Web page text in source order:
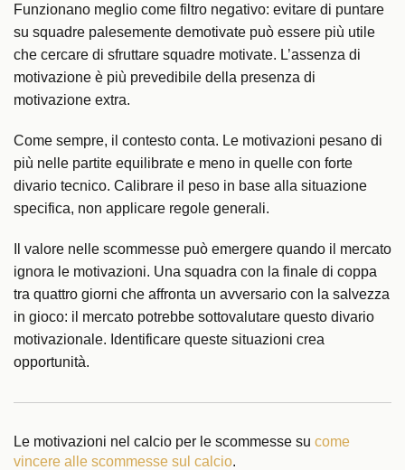
Funzionano meglio come filtro negativo: evitare di puntare
su squadre palesemente demotivate può essere più utile
che cercare di sfruttare squadre motivate. L’assenza di
motivazione è più prevedibile della presenza di
motivazione extra.
Come sempre, il contesto conta. Le motivazioni pesano di
più nelle partite equilibrate e meno in quelle con forte
divario tecnico. Calibrare il peso in base alla situazione
specifica, non applicare regole generali.
Il valore nelle scommesse può emergere quando il mercato
ignora le motivazioni. Una squadra con la finale di coppa
tra quattro giorni che affronta un avversario con la salvezza
in gioco: il mercato potrebbe sottovalutare questo divario
motivazionale. Identificare queste situazioni crea
opportunità.
Le motivazioni nel calcio per le scommesse su come
vincere alle scommesse sul calcio.